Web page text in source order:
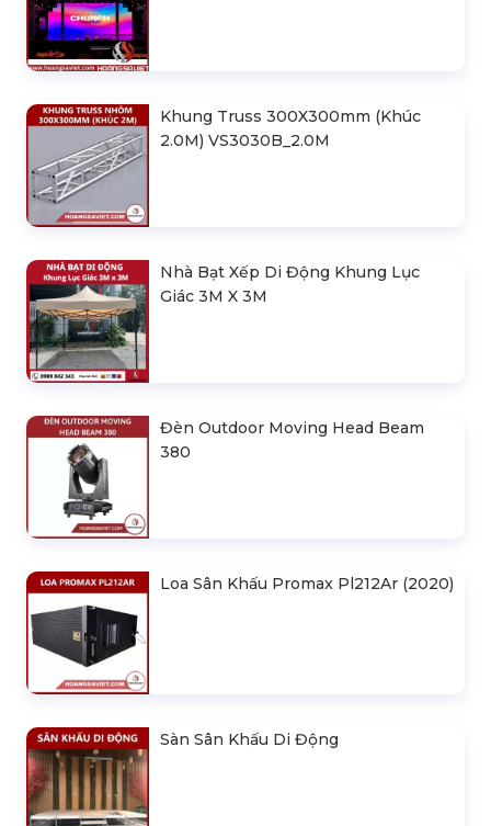
Khung Truss 300X300mm (Khúc
2.0M) VS3030B_2.0M
Nhà Bạt Xếp Di Động Khung Lục
Giác 3M X 3M
Đèn Outdoor Moving Head Beam
380
Loa Sân Khấu Promax Pl212Ar (2020)
Sàn Sân Khấu Di Động